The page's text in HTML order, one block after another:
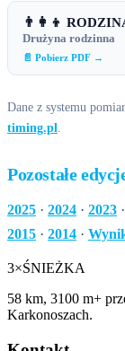
👨‍👩‍👦
Drużyna rodzinna
📄 Pobierz PDF →
Dane z systemu
timing.pl.
Pozostałe
2025 · 2024 · 2023 ·
2015 · 2014 ·
3×ŚNIEŻKA
58 km, 3100 m+
Karkonoszach.